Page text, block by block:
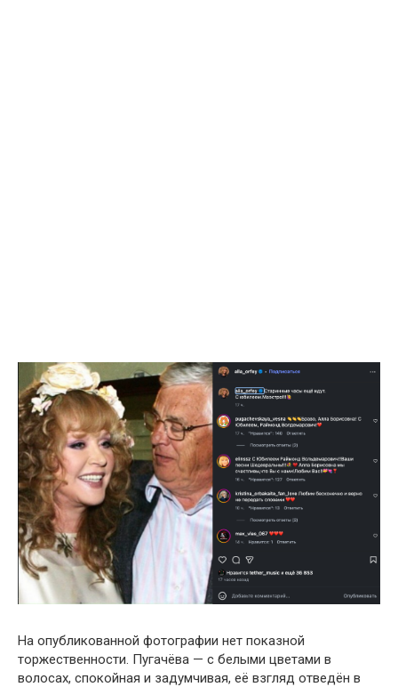
На опубликованной фотографии нет показной
торжественности. Пугачёва — с белыми цветами в
волосах, спокойная и задумчивая, её взгляд отведён в